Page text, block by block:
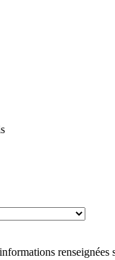
renseignées